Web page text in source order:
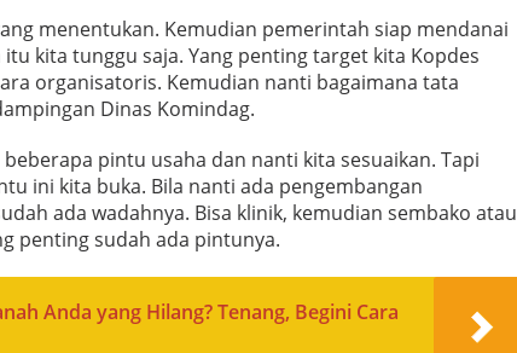
menentukan. Kemudian pemerintah siap mendanai
kita tunggu saja. Yang penting target kita Kopdes
organisatoris. Kemudian nanti bagaimana tata
Dinas Komindag.
pintu usaha dan nanti kita sesuaikan. Tapi
ini kita buka. Bila nanti ada pengembangan
ada wadahnya. Bisa klinik, kemudian sembako atau
penting sudah ada pintunya.
Anda yang Hilang? Tenang, Begini Cara